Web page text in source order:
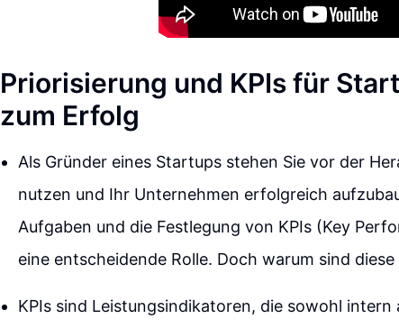
Priorisierung und KPIs für
zum Erfolg
Als Gründer eines Startups stehen Sie vor der
nutzen und Ihr Unternehmen erfolgreich
Aufgaben und die Festlegung von KPIs (Key
eine entscheidende Rolle. Doch warum sind
KPIs sind Leistungsindikatoren, die sowohl